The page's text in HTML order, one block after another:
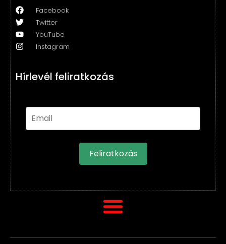
Facebook
Twitter
YouTube
Instagram
Hírlevél feliratkozás
Feliratkozás